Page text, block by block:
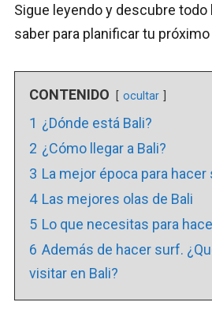
Sigue leyendo y descubre
saber para planificar tu
CONTENIDO ocultar
1 ¿Dónde está Bali?
2 ¿Cómo llegar a Bali?
3 La mejor época para hacer
4 Las mejores olas de Bali
5 Lo que necesitas para
6 Además de hacer surf.
visitar en Bali?